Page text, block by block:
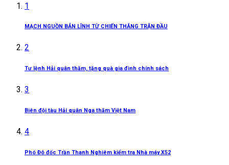
1
MẠCH NGUỒN BẢN LĨNH TỪ CHIẾN THẮNG TRẬN ĐẦU
2
Tư lệnh Hải quân thăm, tặng quà gia đình chính sách
3
Biên đội tàu Hải quân Nga thăm Việt Nam
4
Phó Đô đốc Trần Thanh Nghiêm kiểm tra Nhà máy X52